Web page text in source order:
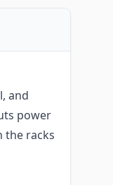
and
power
the racks